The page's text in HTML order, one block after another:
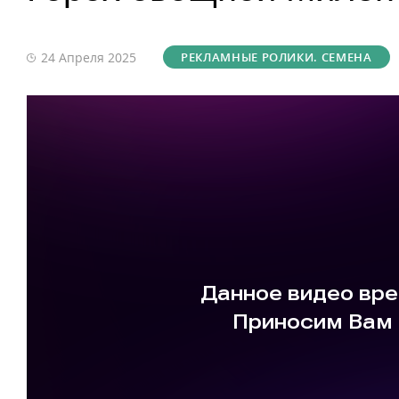
24 Апреля 2025 РЕКЛАМНЫЕ РОЛИКИ. СЕМЕНА